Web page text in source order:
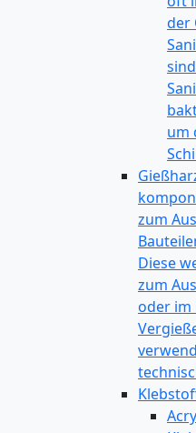
der
um
zum
Diese
zum
oder im